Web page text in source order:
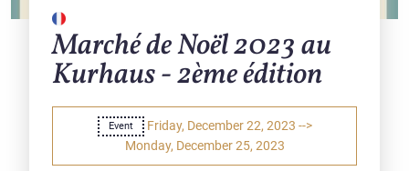
Marché de Noël 2023 au
Kurhaus - 2ème édition
Event
Friday, December 22, 2023 -->
Monday, December 25, 2023